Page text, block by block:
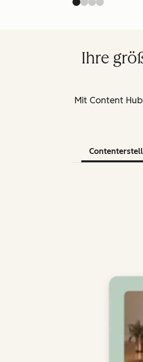
Ihre
Mit Content